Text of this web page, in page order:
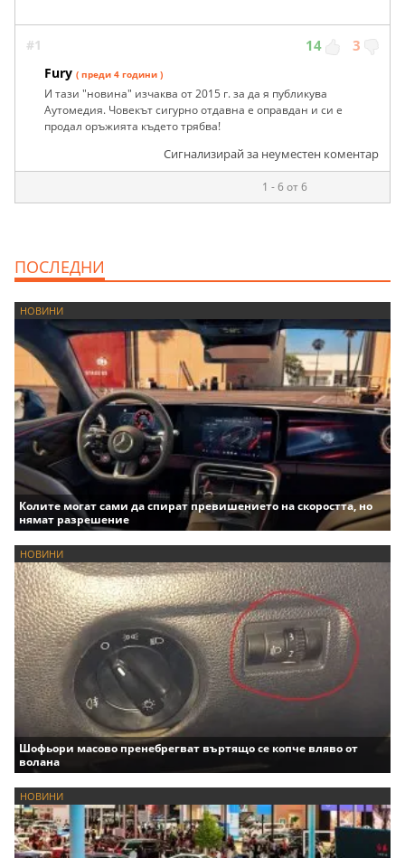
#1 14 3
Fury ( преди 4 години )
И тази "новина" изчаква от 2015 г. за да я публикува
Аутомедия. Човекът сигурно отдавна е оправдан и си е
продал оръжията където трябва!
Сигнализирай за неуместен коментар
1 - 6 от 6
ПОСЛЕДНИ
НОВИНИ
Колите могат сами да спират превишението на скоростта, но
нямат разрешение
НОВИНИ
Шофьори масово пренебрегват въртящо се копче вляво от
волана
НОВИНИ